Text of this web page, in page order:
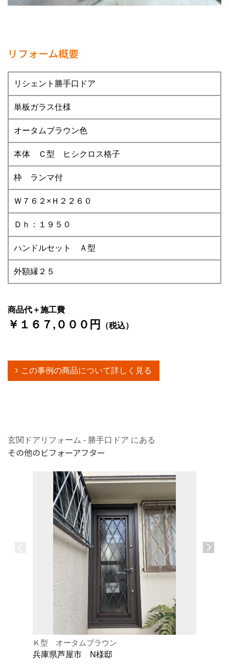
リフォーム概要
リシェント勝手口ドア
単板ガラス仕様
オータムブラウン色
本体 Ｃ型 ヒシクロス格子
枠 ランマ付
Ｗ７６２×Ｈ２２６０
Ｄｈ：１９５０
ハンドルセット Ａ型
外額縁２５
商品代＋施工費
￥１６７,０００円 （税込）
この事例の商品について詳しく見る
玄関ドアリフォーム - 勝手口ドア にある
その他のビフォーアフター
Ｋ型 オータムブラウン
兵庫県芦屋市 N様邸